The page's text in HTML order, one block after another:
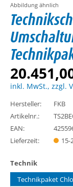
Abbildung ähnlich
inkl. MwSt., zzgl.
Hersteller:
FKB
Artikelnr.:
EAN:
Lieferzeit:
15-
Technikauswählen
Technikpaket